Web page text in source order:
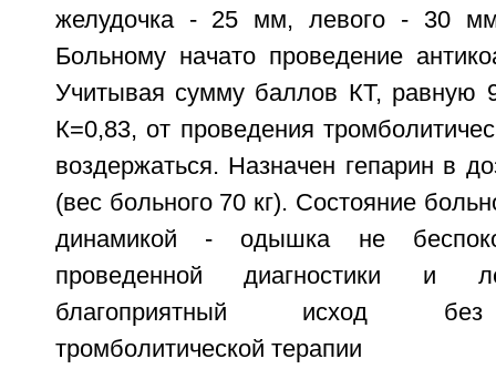
желудочка - 25 мм, левого - 30
Больному начато проведение
Учитывая сумму баллов КТ, равную
К=0,83, от проведения
воздержаться. Назначен гепарин в
(вес больного 70 кг). Состояние
динамикой - одышка не
проведенной диагностики и
благоприятный исход без
тромболитической терапии